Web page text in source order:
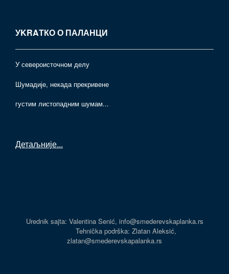
УKRAТКО О ПАЛАНЦИ
У североисточном делу
Шумадије, некада прекривене
густим листопадним шумам...
Детаљније...
Urednik sajta: Valentina Senić, info@smederevskaplanka.rs
Tehnička podrška: Zlatan Aleksić,
zlatan@smederevskapalanka.rs